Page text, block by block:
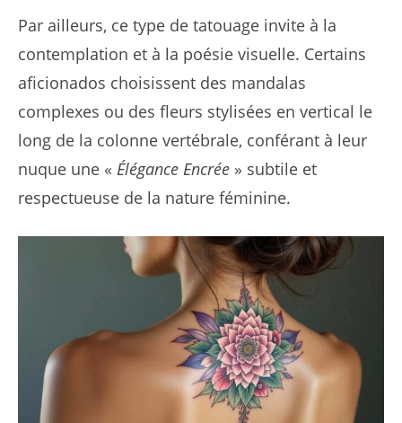
Par ailleurs, ce type de tatouage invite à la
contemplation et à la poésie visuelle. Certains
aficionados choisissent des mandalas
complexes ou des fleurs stylisées en vertical le
long de la colonne vertébrale, conférant à leur
nuque une « Élégance Encrée » subtile et
respectueuse de la nature féminine.